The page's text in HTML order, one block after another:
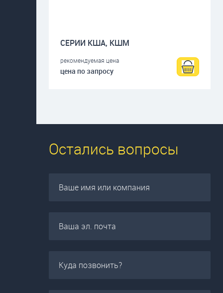
СЕРИИ КША, КШМ
рекомендуемая цена
цена по запросу
Остались вопросы